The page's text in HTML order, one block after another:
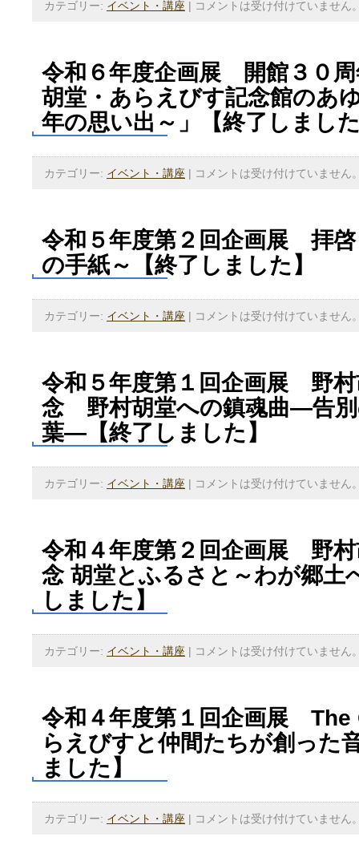
カテゴリー: イベント・講座 | コメントは受け付けていません
令和６年度企画展 開館３０
胡堂・あらえびす記念館のあ
年の思い出～」【終了しまし
カテゴリー: イベント・講座 | コメントは受け付けていません
令和５年度第２回企画展 拝
の手紙～【終了しました】
カテゴリー: イベント・講座 | コメントは受け付けていません
令和５年度第１回企画展 野村
念 野村胡堂への鎮魂曲―告別
葉―【終了しました】
カテゴリー: イベント・講座 | コメントは受け付けていません
令和４年度第２回企画展 野
念 胡堂とふるさと～わが郷土
しました】
カテゴリー: イベント・講座 | コメントは受け付けていません
令和４年度第１回企画展 The
らえびすと仲間たちが創った
ました】
カテゴリー: イベント・講座 | コメントは受け付けていません